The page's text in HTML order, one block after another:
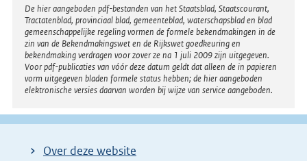
Disclaimer
De hier aangeboden pdf-bestanden van het Staatsblad, Staatscourant,
Tractatenblad, provinciaal blad, gemeenteblad, waterschapsblad en blad
gemeenschappelijke regeling vormen de formele bekendmakingen in de
zin van de Bekendmakingswet en de Rijkswet goedkeuring en
bekendmaking verdragen voor zover ze na 1 juli 2009 zijn uitgegeven.
Voor pdf-publicaties van vóór deze datum geldt dat alleen de in papieren
vorm uitgegeven bladen formele status hebben; de hier aangeboden
elektronische versies daarvan worden bij wijze van service aangeboden.
Over deze website